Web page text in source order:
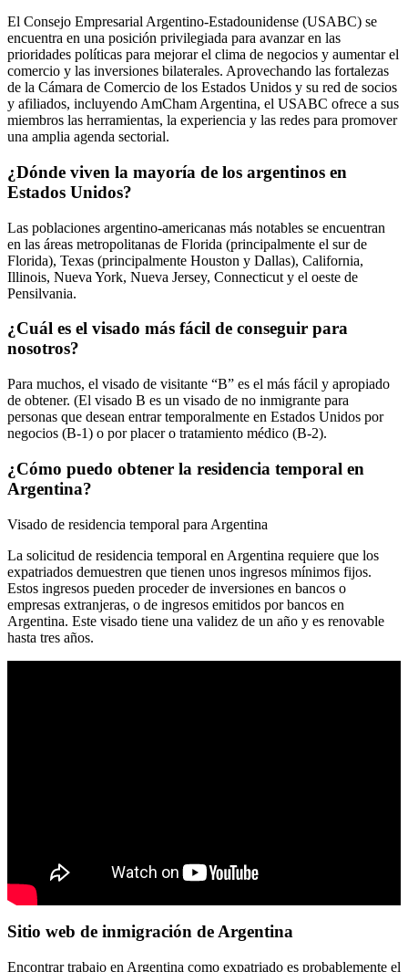
El Consejo Empresarial Argentino-Estadounidense (USABC) se
encuentra en una posición privilegiada para avanzar en las
prioridades políticas para mejorar el clima de negocios y aumentar el
comercio y las inversiones bilaterales. Aprovechando las fortalezas
de la Cámara de Comercio de los Estados Unidos y su red de socios
y afiliados, incluyendo AmCham Argentina, el USABC ofrece a sus
miembros las herramientas, la experiencia y las redes para promover
una amplia agenda sectorial.
¿Dónde viven la mayoría de los argentinos en
Estados Unidos?
Las poblaciones argentino-americanas más notables se encuentran
en las áreas metropolitanas de Florida (principalmente el sur de
Florida), Texas (principalmente Houston y Dallas), California,
Illinois, Nueva York, Nueva Jersey, Connecticut y el oeste de
Pensilvania.
¿Cuál es el visado más fácil de conseguir para
nosotros?
Para muchos, el visado de visitante “B” es el más fácil y apropiado
de obtener. (El visado B es un visado de no inmigrante para
personas que desean entrar temporalmente en Estados Unidos por
negocios (B-1) o por placer o tratamiento médico (B-2).
¿Cómo puedo obtener la residencia temporal en
Argentina?
Visado de residencia temporal para Argentina
La solicitud de residencia temporal en Argentina requiere que los
expatriados demuestren que tienen unos ingresos mínimos fijos.
Estos ingresos pueden proceder de inversiones en bancos o
empresas extranjeras, o de ingresos emitidos por bancos en
Argentina. Este visado tiene una validez de un año y es renovable
hasta tres años.
Sitio web de inmigración de Argentina
Encontrar trabajo en Argentina como expatriado es probablemente el